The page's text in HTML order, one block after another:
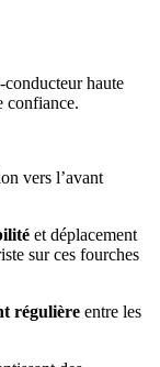
conducteur haute
confiance.
vers l’avant
et déplacement
sur ces fourches
régulière entre les